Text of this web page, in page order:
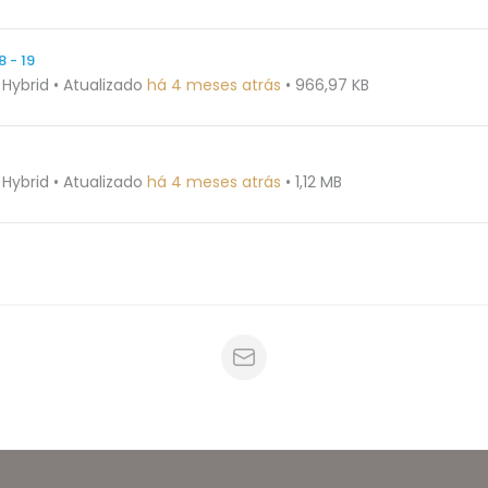
- 19
• Atualizado há 4 meses atrás • 966,97 KB
• Atualizado há 4 meses atrás • 1,12 MB